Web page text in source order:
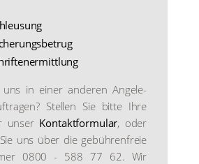
uns in einer ande­ren Ange­le­
Stel­len Sie bit­te Ihre
unser Kon­takt­for­mu­lar, oder
uns über die gebüh­ren­freie
0800 - 588 77 62. Wir